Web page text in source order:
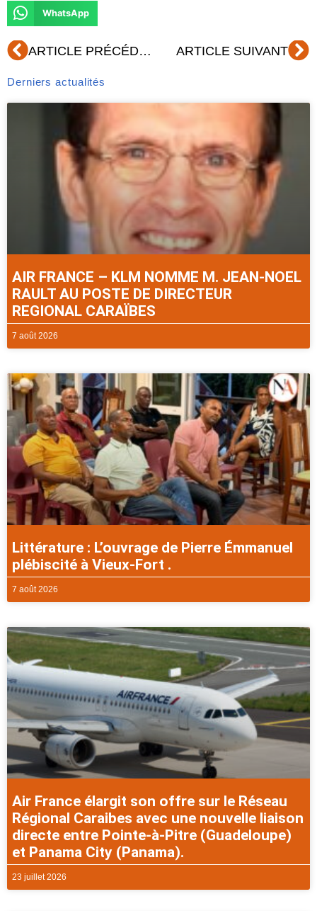
WhatsApp
Précédent ARTICLE PRÉCÉDENT ARTICLE SUIVANT
Derniers actualités
AIR FRANCE – KLM NOMME M. JEAN-NOEL
RAULT AU POSTE DE DIRECTEUR
REGIONAL CARAÏBES
7 août 2026
Littérature : L’ouvrage de Pierre Émmanuel
plébiscité à Vieux-Fort .
7 août 2026
Air France élargit son offre sur le Réseau
Régional Caraibes avec une nouvelle liaison
directe entre Pointe-à-Pitre (Guadeloupe)
et Panama City (Panama).
23 juillet 2026